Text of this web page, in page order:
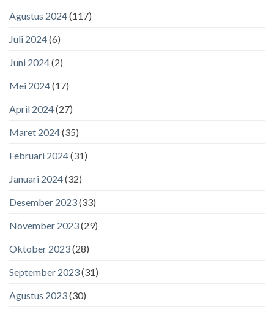
Agustus 2024(117)
Juli 2024(6)
Juni 2024(2)
Mei 2024(17)
April 2024(27)
Maret 2024(35)
Februari 2024(31)
Januari 2024(32)
Desember 2023(33)
November 2023(29)
Oktober 2023(28)
September 2023(31)
Agustus 2023(30)